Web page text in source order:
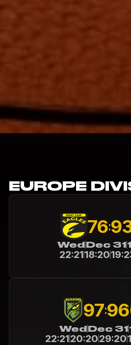
EUROPE
76:
WedDec 31
22:2118:20
97:96
WedDec 31
22:2120:2029:20